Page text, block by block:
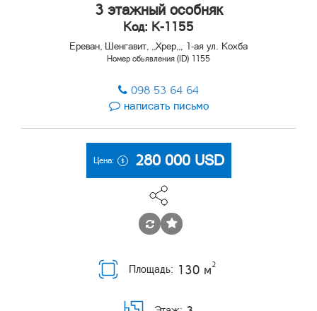
3 этажный особняк
Код: K-1155
Ереван, Шенгавит, ,,Хрер,,, 1-ая ул. Кохба
Номер обьявления (ID) 1155
098 53 64 64
написать письмо
Цена: 280 000 USD
Площадь: 130 м2